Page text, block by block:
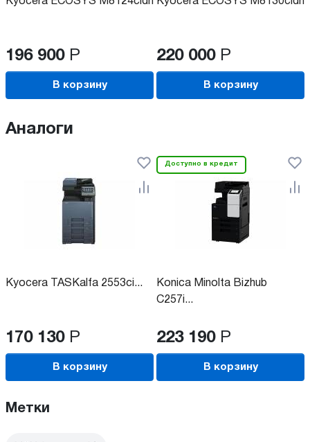
196 900 Р
В корзину
220 000 Р
В корзину
Аналоги
Kyocera TASKalfa 2553ci...
170 130 Р
В корзину
Доступно в кредит
Konica Minolta Bizhub
C257i...
223 190 Р
В корзину
Метки